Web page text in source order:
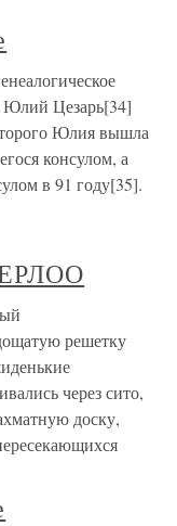
Цезарь[34]
Юлия вышла
консулом, а
в 91 году[35].
решетку
через сито,
доску,